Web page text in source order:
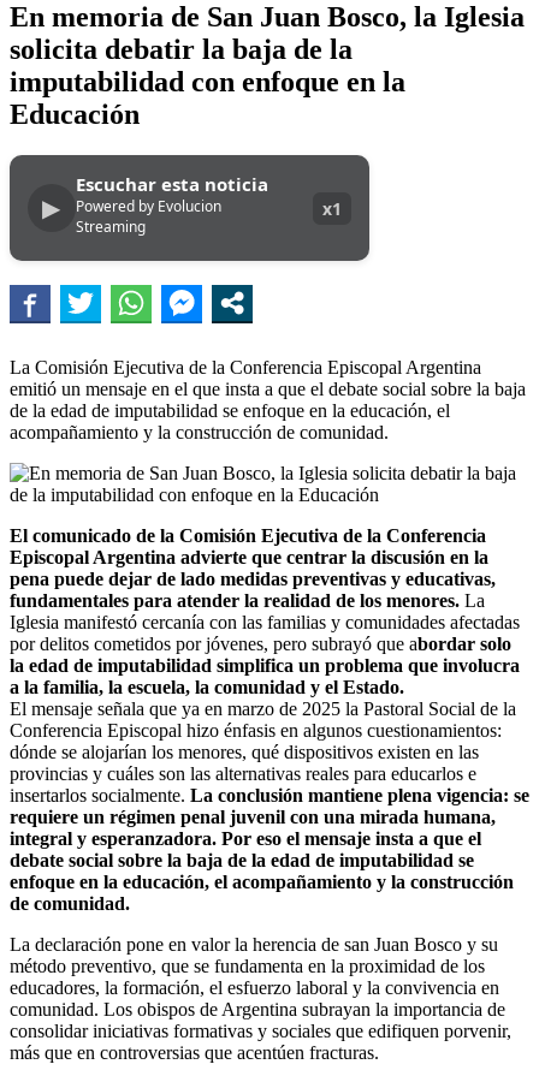
En memoria de San Juan Bosco, la Iglesia
solicita debatir la baja de la
imputabilidad con enfoque en la
Educación
▶
Escuchar esta noticia
Powered by Evolucion
Streaming
x1
La Comisión Ejecutiva de la Conferencia Episcopal Argentina
emitió un mensaje en el que insta a que el debate social sobre la baja
de la edad de imputabilidad se enfoque en la educación, el
acompañamiento y la construcción de comunidad.
El comunicado de la Comisión Ejecutiva de la Conferencia
Episcopal Argentina advierte que centrar la discusión en la
pena puede dejar de lado medidas preventivas y educativas,
fundamentales para atender la realidad de los menores. La
Iglesia manifestó cercanía con las familias y comunidades afectadas
por delitos cometidos por jóvenes, pero subrayó que abordar solo
la edad de imputabilidad simplifica un problema que involucra
a la familia, la escuela, la comunidad y el Estado.
El mensaje señala que ya en marzo de 2025 la Pastoral Social de la
Conferencia Episcopal hizo énfasis en algunos cuestionamientos:
dónde se alojarían los menores, qué dispositivos existen en las
provincias y cuáles son las alternativas reales para educarlos e
insertarlos socialmente. La conclusión mantiene plena vigencia: se
requiere un régimen penal juvenil con una mirada humana,
integral y esperanzadora. Por eso el mensaje insta a que el
debate social sobre la baja de la edad de imputabilidad se
enfoque en la educación, el acompañamiento y la construcción
de comunidad.
La declaración pone en valor la herencia de san Juan Bosco y su
método preventivo, que se fundamenta en la proximidad de los
educadores, la formación, el esfuerzo laboral y la convivencia en
comunidad. Los obispos de Argentina subrayan la importancia de
consolidar iniciativas formativas y sociales que edifiquen porvenir,
más que en controversias que acentúen fracturas.